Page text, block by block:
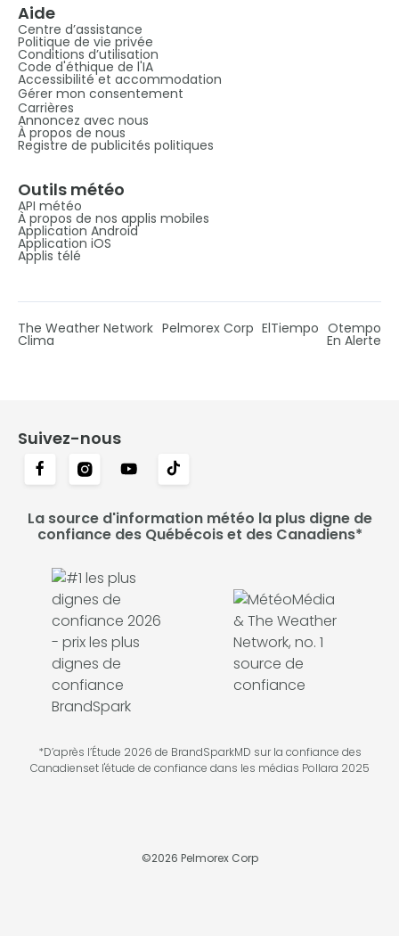
Aide
Centre d’assistance
Politique de vie privée
Conditions d’utilisation
Code d'éthique de l'IA
Accessibilité et accommodation
Gérer mon consentement
Carrières
Annoncez avec nous
À propos de nous
Registre de publicités politiques
Outils météo
API météo
À propos de nos applis mobiles
Application Android
Application iOS
Applis télé
The Weather Network Pelmorex Corp ElTiempo Otempo
Clima En Alerte
Suivez-nous
La source d'information météo la plus digne de
confiance des Québécois et des Canadiens*
*D’après l’Étude 2026 de BrandSparkMD sur la confiance des
Canadienset l'étude de confiance dans les médias Pollara 2025
©2026 Pelmorex Corp